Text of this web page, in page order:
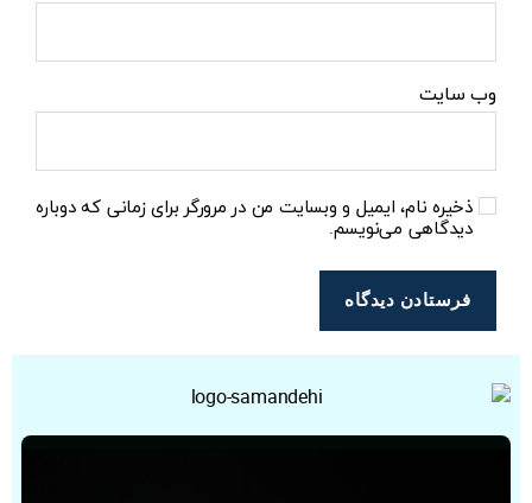
وب‌ سایت
ذخیره نام، ایمیل و وبسایت من در مرورگر برای زمانی که دوباره
دیدگاهی می‌نویسم.